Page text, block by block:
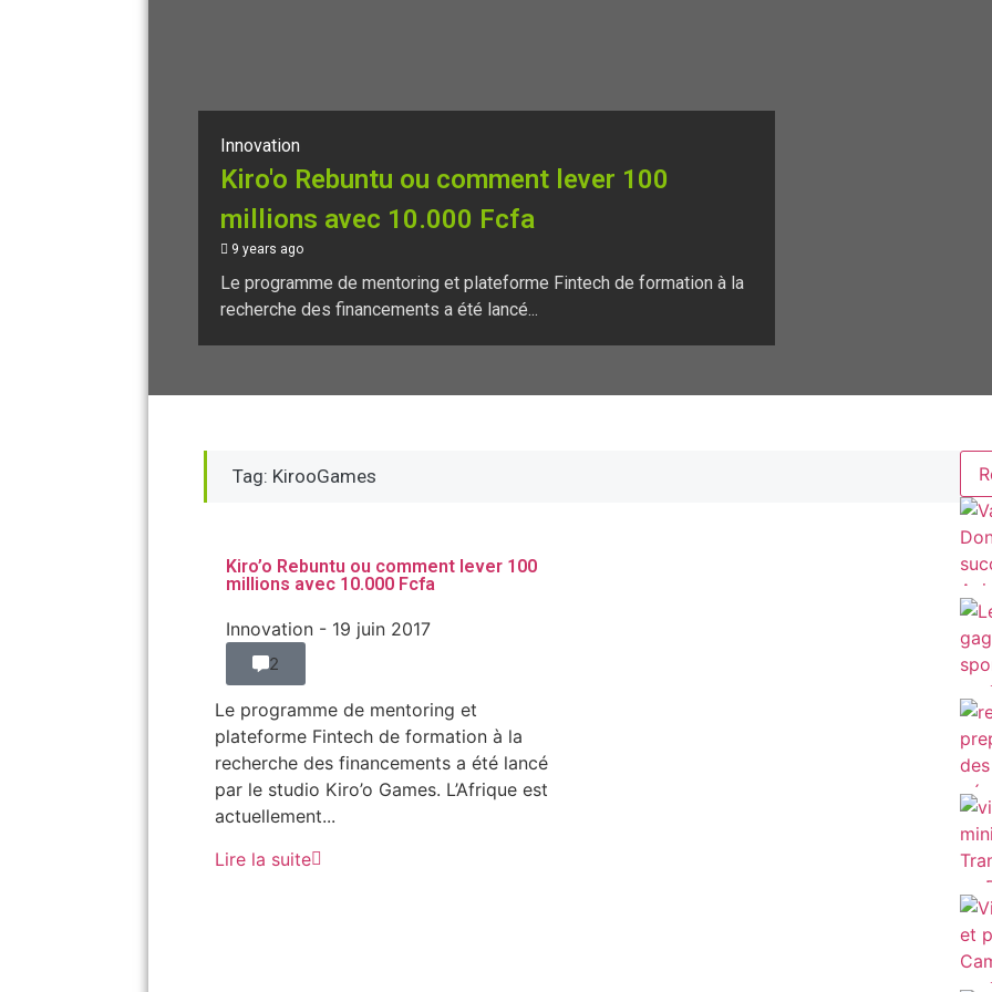
Innovation
Kiro'o Rebuntu ou comment lever 100
millions avec 10.000 Fcfa
9 years ago
Le programme de mentoring et plateforme Fintech de formation à la
recherche des financements a été lancé...
Tag: KirooGames
Kiro’o Rebuntu ou comment lever 100
millions avec 10.000 Fcfa
Innovation - 19 juin 2017
2
Le programme de mentoring et
plateforme Fintech de formation à la
recherche des financements a été lancé
par le studio Kiro’o Games. L’Afrique est
actuellement...
Lire la suite